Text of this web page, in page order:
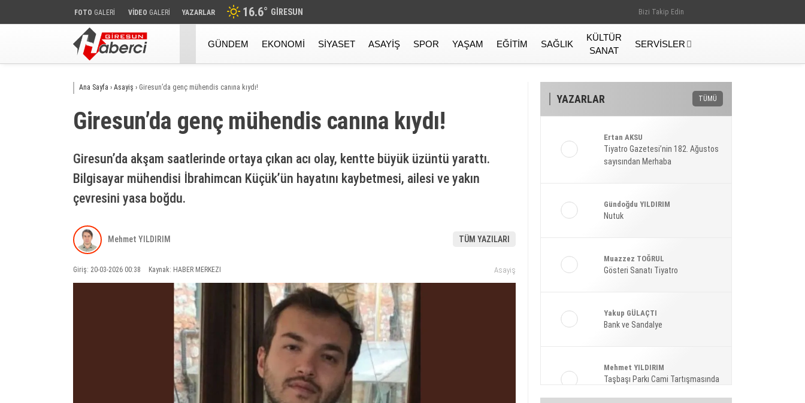
Ekonomi
FOTO GALERİ VİDEO GALERİ YAZARLAR 16.6° GIRESUN Bizi Takip Edin
GÜNDEM EKONOMI SIYASET ASAYIŞ SPOR YAŞAM EĞITIM SAĞLIK
KÜLTÜR
SANAT
SERVISLER
Ana Sayfa › Asayiş › Giresun’da genç mühendis canına kıydı!
Giresun’da genç mühendis canına kıydı!
Giresun’da akşam saatlerinde ortaya çıkan acı olay, kentte büyük üzüntü yarattı.
Bilgisayar mühendisi İbrahimcan Küçük’ün hayatını kaybetmesi, ailesi ve yakın
çevresini yasa boğdu.
Mehmet YILDIRIM TÜM YAZILARI
Giriş: 20-03-2026 00:38 Kaynak: HABER MERKEZI Asayiş
YAZARLAR TÜMÜ
Ertan AKSU
Tiyatro Gazetesi’nin 182. Ağustos
sayısından Merhaba
Gündoğdu YILDIRIM
Nutuk
Muazzez TOĞRUL
Gösteri Sanatı Tiyatro
Yakup GÜLAÇTI
Bank ve Sandalye
Mehmet YILDIRIM
Taşbaşı Parkı Cami Tartışmasında